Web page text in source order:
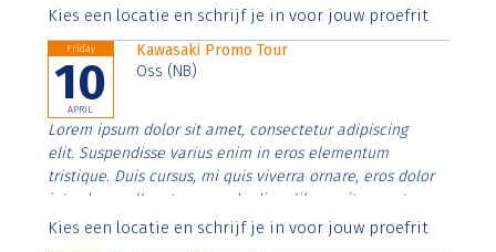
Aenean faucibus nibh et justo cursus id rutrum lorem
Kies een locatie en schrijf je in voor jouw proefrit
Friday
10
APRIL
Kawasaki Promo Tour
Oss (NB)
Lorem ipsum dolor sit amet, consectetur adipiscing
elit. Suspendisse varius enim in eros elementum
tristique. Duis cursus, mi quis viverra ornare, eros dolor
interdum nulla, ut commodo diam libero vitae erat.
Aenean faucibus nibh et justo cursus id rutrum lorem
Kies een locatie en schrijf je in voor jouw proefrit